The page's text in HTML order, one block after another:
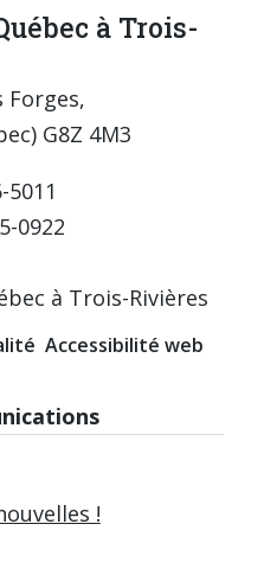
à Trois-
Forges,
G8Z 4M3
0922
à Trois-Rivières
Accessibilité web
!